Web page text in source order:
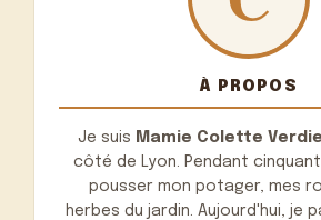
À PROPOS
Je suis Mamie Colette
côté de Lyon. Pendant
pousser mon potager, mes
herbes du jardin. Aujourd'hui, je